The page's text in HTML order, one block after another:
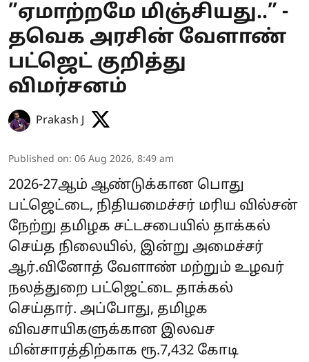
”ஏமாற்றமே மிஞ்சியது..” -
தவெக அரசின் வேளாண்
பட்ஜெட் குறித்து
விமர்சனம்
Prakash J
Published on: 06 Aug 2026, 8:49 am
2026-27ஆம் ஆண்டுக்கான பொது
பட்ஜெட்டை, நிதியமைச்சர் மரிய வில்சன்
நேற்று தமிழக சட்டசபையில் தாக்கல்
செய்த நிலையில், இன்று அமைச்சர்
ஆர்.வினோத் வேளாண் மற்றும் உழவர்
நலத்துறை பட்ஜெட்டை தாக்கல்
செய்தார். அப்போது, தமிழக
விவசாயிகளுக்கான இலவச
மின்சாரத்திற்காக ரூ.7,432 கோடி